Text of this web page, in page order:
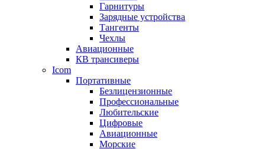
Гарнитуры
Зарядные устройства
Тангенты
Чехлы
Авиационные
КВ трансиверы
Icom
Портативные
Безлицензионные
Профессиональные
Любительские
Цифровые
Авиационные
Морские